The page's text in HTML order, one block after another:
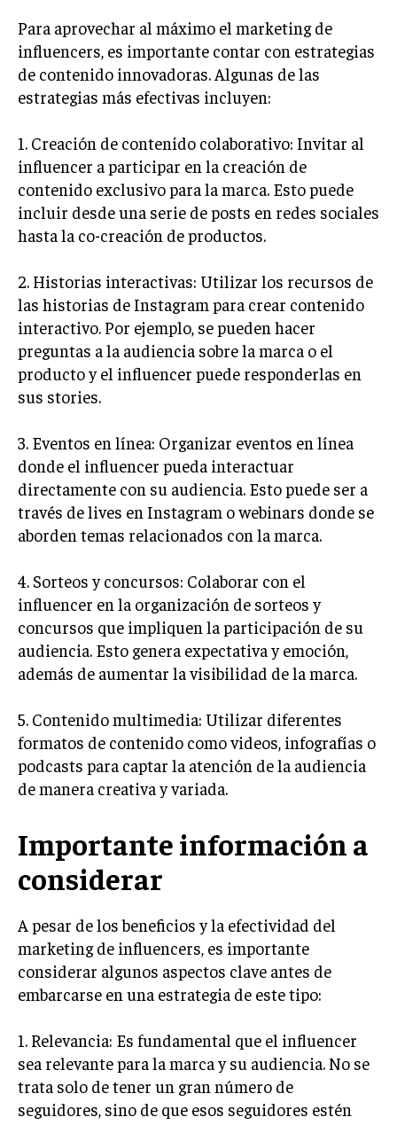
CIBERSEGURIDAD EMPRESARIAL
ESTRATEGIA
EMPRESAS FAMILIARES Y SUCESIÓN
NEGOCIACIÓN Y RESOLUCIÓN DE CONFLICTOS
DERECHO EMPRESARIAL Y REGULACIONES
ÉXITO EMPRESARIAL Y CASOS DE ESTUDIO
NEGOCIOS
ESTRATEGIAS DE NEGOCIOS
MARKETING B2B
MARKETING B2C
MARKETING DE INFLUENCERS
E-COMMERCE Y COMERCIO ELECTRÓNICO
GESTIÓN DE CRISIS EMPRESARIALES
EMPRESAS Y STARTUPS TECNOLÓGICAS
GESTIÓN DE LA EXPERIENCIA DEL CLIENTE
PROYECTOS
GESTIÓN DE PROYECTOS
GESTIÓN DE OPERACIONES Y CADENA DE
SUMINISTRO
CALIDAD Y MEJORA CONTINUA
RECURSOS HUMANOS Y GESTIÓN DEL
TALENTO
COMPENSACIÓN Y BENEFICIOS
RECLUTAMIENTO Y SELECCIÓN
DESARROLLO DE PERSONAL
GESTIÓN DEL DESEMPEÑO
CULTURA Y CLIMA ORGANIZACIONAL
Para aprovechar al máximo el marketing de
influencers, es importante contar con estrategias
de contenido innovadoras. Algunas de las
estrategias más efectivas incluyen:
1. Creación de contenido colaborativo: Invitar al
influencer a participar en la creación de
contenido exclusivo para la marca. Esto puede
incluir desde una serie de posts en redes sociales
hasta la co-creación de productos.
2. Historias interactivas: Utilizar los recursos de
las historias de Instagram para crear contenido
interactivo. Por ejemplo, se pueden hacer
preguntas a la audiencia sobre la marca o el
producto y el influencer puede responderlas en
sus stories.
3. Eventos en línea: Organizar eventos en línea
donde el influencer pueda interactuar
directamente con su audiencia. Esto puede ser a
través de lives en Instagram o webinars donde se
aborden temas relacionados con la marca.
4. Sorteos y concursos: Colaborar con el
influencer en la organización de sorteos y
concursos que impliquen la participación de su
audiencia. Esto genera expectativa y emoción,
además de aumentar la visibilidad de la marca.
5. Contenido multimedia: Utilizar diferentes
formatos de contenido como videos, infografías o
podcasts para captar la atención de la audiencia
de manera creativa y variada.
Importante información a
considerar
A pesar de los beneficios y la efectividad del
marketing de influencers, es importante
considerar algunos aspectos clave antes de
embarcarse en una estrategia de este tipo:
1. Relevancia: Es fundamental que el influencer
sea relevante para la marca y su audiencia. No se
trata solo de tener un gran número de
seguidores, sino de que esos seguidores estén